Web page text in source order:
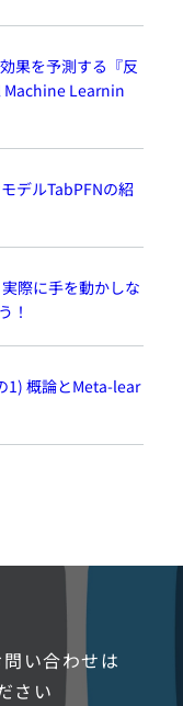
果を予測する『反
Learnin
デルTabPFNの紹
際に手を動かしな
！
1) 概論とMeta-lear
い合わせは
さい